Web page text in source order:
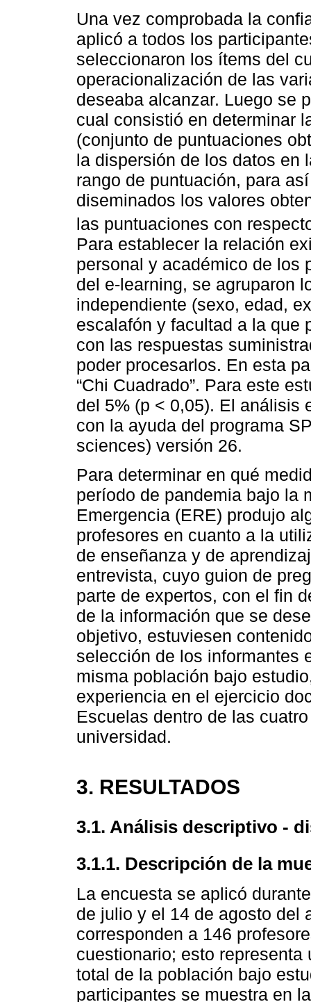
Una vez comprobada la
aplicó a todos los
seleccionaron los ítems del
operacionalización de las
deseaba alcanzar. Luego se
cual consistió en determinar
(conjunto de puntuaciones
la dispersión de los datos en
rango de puntuación, para
diseminados los valores
las puntuaciones con
Para establecer la relación
personal y académico de los
del e-learning, se agruparon
independiente (sexo, edad,
escalafón y facultad a la que
con las respuestas
poder procesarlos. En esta
“Chi Cuadrado”. Para este
del 5% (p < 0,05). El análisis
con la ayuda del programa
sciences) versión 26.
Para determinar en qué
período de pandemia bajo la
Emergencia (ERE) produjo
profesores en cuanto a la
de enseñanza y de
entrevista, cuyo guion de
parte de expertos, con el fin
de la información que se
objetivo, estuviesen
selección de los informantes
misma población bajo
experiencia en el ejercicio
Escuelas dentro de las
universidad.
3. RESULTADOS
3.1. Análisis descriptivo -
3.1.1. Descripción de la
La encuesta se aplicó
de julio y el 14 de agosto del
corresponden a 146
cuestionario; esto
total de la población bajo
participantes se muestra en